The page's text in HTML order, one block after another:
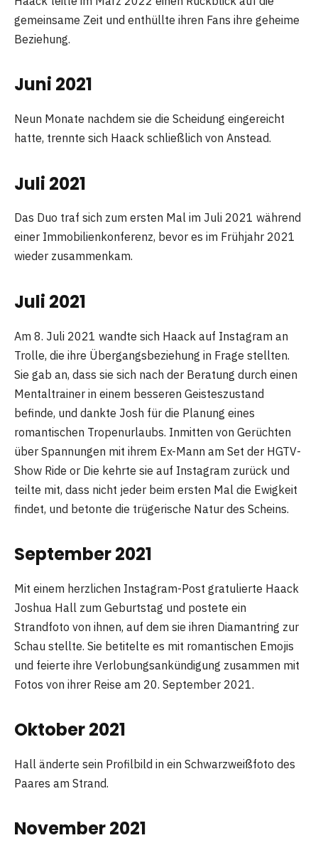
gemeinsame Zeit und enthüllte ihren Fans ihre geheime
Beziehung.
Juni 2021
Neun Monate nachdem sie die Scheidung eingereicht
hatte, trennte sich Haack schließlich von Anstead.
Juli 2021
Das Duo traf sich zum ersten Mal im Juli 2021 während
einer Immobilienkonferenz, bevor es im Frühjahr 2021
wieder zusammenkam.
Juli 2021
Am 8. Juli 2021 wandte sich Haack auf Instagram an
Trolle, die ihre Übergangsbeziehung in Frage stellten.
Sie gab an, dass sie sich nach der Beratung durch einen
Mentaltrainer in einem besseren Geisteszustand
befinde, und dankte Josh für die Planung eines
romantischen Tropenurlaubs. Inmitten von Gerüchten
über Spannungen mit ihrem Ex-Mann am Set der HGTV-
Show Ride or Die kehrte sie auf Instagram zurück und
teilte mit, dass nicht jeder beim ersten Mal die Ewigkeit
findet, und betonte die trügerische Natur des Scheins.
September 2021
Mit einem herzlichen Instagram-Post gratulierte Haack
Joshua Hall zum Geburtstag und postete ein
Strandfoto von ihnen, auf dem sie ihren Diamantring zur
Schau stellte. Sie betitelte es mit romantischen Emojis
und feierte ihre Verlobungsankündigung zusammen mit
Fotos von ihrer Reise am 20. September 2021.
Oktober 2021
Hall änderte sein Profilbild in ein Schwarzweißfoto des
Paares am Strand.
November 2021